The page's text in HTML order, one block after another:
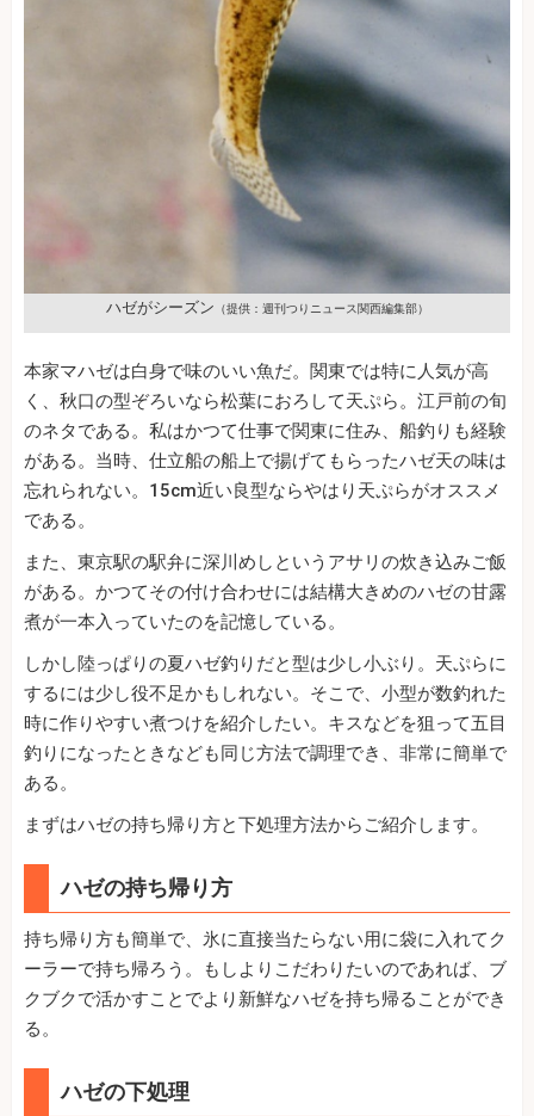
ハゼがシーズン （提供：週刊つりニュース関西編集部）
本家マハゼは白身で味のいい魚だ。関東では特に人気が高
く、秋口の型ぞろいなら松葉におろして天ぷら。江戸前の旬
のネタである。私はかつて仕事で関東に住み、船釣りも経験
がある。当時、仕立船の船上で揚げてもらったハゼ天の味は
忘れられない。15cm近い良型ならやはり天ぷらがオススメ
である。
また、東京駅の駅弁に深川めしというアサリの炊き込みご飯
がある。かつてその付け合わせには結構大きめのハゼの甘露
煮が一本入っていたのを記憶している。
しかし陸っぱりの夏ハゼ釣りだと型は少し小ぶり。天ぷらに
するには少し役不足かもしれない。そこで、小型が数釣れた
時に作りやすい煮つけを紹介したい。キスなどを狙って五目
釣りになったときなども同じ方法で調理でき、非常に簡単で
ある。
まずはハゼの持ち帰り方と下処理方法からご紹介します。
ハゼの持ち帰り方
持ち帰り方も簡単で、氷に直接当たらない用に袋に入れてク
ーラーで持ち帰ろう。もしよりこだわりたいのであれば、ブ
クブクで活かすことでより新鮮なハゼを持ち帰ることができ
る。
ハゼの下処理